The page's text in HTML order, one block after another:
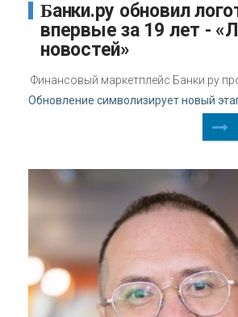
Банки.ру обновил логотип
впервые за 19 лет -
новостей»
Финансовый маркетплейс Банки.ру
Обновление символизирует новый